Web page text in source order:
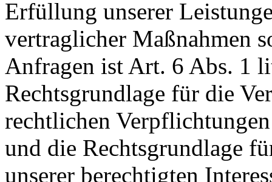
Erfüllung unserer
vertraglicher Maßnahmen
Anfragen ist Art. 6 Abs. 1
Rechtsgrundlage für die
rechtlichen
und die Rechtsgrundlage
unserer berechtigten